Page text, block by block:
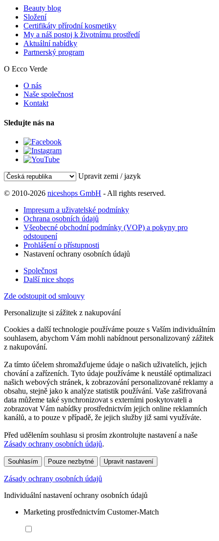
Beauty blog
Složení
Certifikáty přírodní kosmetiky
My a náš postoj k životnímu prostředí
Aktuální nabídky
Partnerský program
O Ecco Verde
O nás
Naše společnost
Kontakt
Sledujte nás na
Upravit zemi / jazyk
© 2010-2026 niceshops GmbH - All rights reserved.
Impresum a uživatelské podmínky
Ochrana osobních údajů
Všeobecné obchodní podmínky (VOP) a pokyny pro
odstoupení
Prohlášení o přístupnosti
Nastavení ochrany osobních údajů
Společnost
Další nice shops
Zde odstoupit od smlouvy
Personalizujte si zážitek z nakupování
Cookies a další technologie používáme pouze s Vaším individuálním
souhlasem, abychom Vám mohli nabídnout personalizovaný zážitek
z nakupování.
Za tímto účelem shromažďujeme údaje o našich uživatelích, jejich
chování a zařízeních. Tyto údaje používáme k neustálé optimalizaci
našich webových stránek, k zobrazování personalizované reklamy a
obsahu, stejně jako k analýze statistik používání. Vaše zašifrovaná
data můžeme také synchronizovat s externími poskytovateli a
zobrazovat Vám nabídky prostřednictvím jejich online reklamních
kanálů, a to pouze v případě, že jejich služby již sami využíváte.
Před udělením souhlasu si prosím zkontrolujte nastavení a naše
Zásady ochrany osobních údajů.
Souhlasím Pouze nezbytné Upravit nastavení
Zásady ochrany osobních údajů
Individuální nastavení ochrany osobních údajů
Marketing prostřednictvím Customer-Match